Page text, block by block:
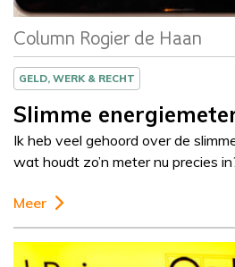
Column Rogier de Haan
GELD, WERK & RECHT
Slimme
Ik heb veel gehoord over de
wat houdt zo’n meter nu precies
Meer